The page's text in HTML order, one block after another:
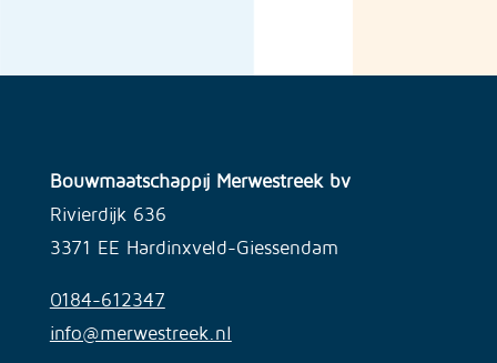
Bouwmaatschappij Merwestreek bv
Rivierdijk 636
3371 EE Hardinxveld-Giessendam
0184-612347
info@merwestreek.nl